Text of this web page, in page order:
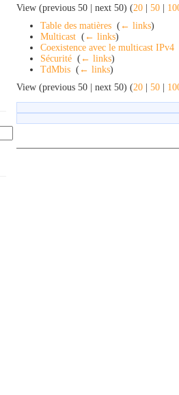
View (previous 50 | next 50) (20 | 50 |
Table des matières ( ← links)
Multicast ( ← links)
Coexistence avec le multicast IPv4
Sécurité ( ← links)
TdMbis ( ← links)
View (previous 50 | next 50) (20 | 50 |